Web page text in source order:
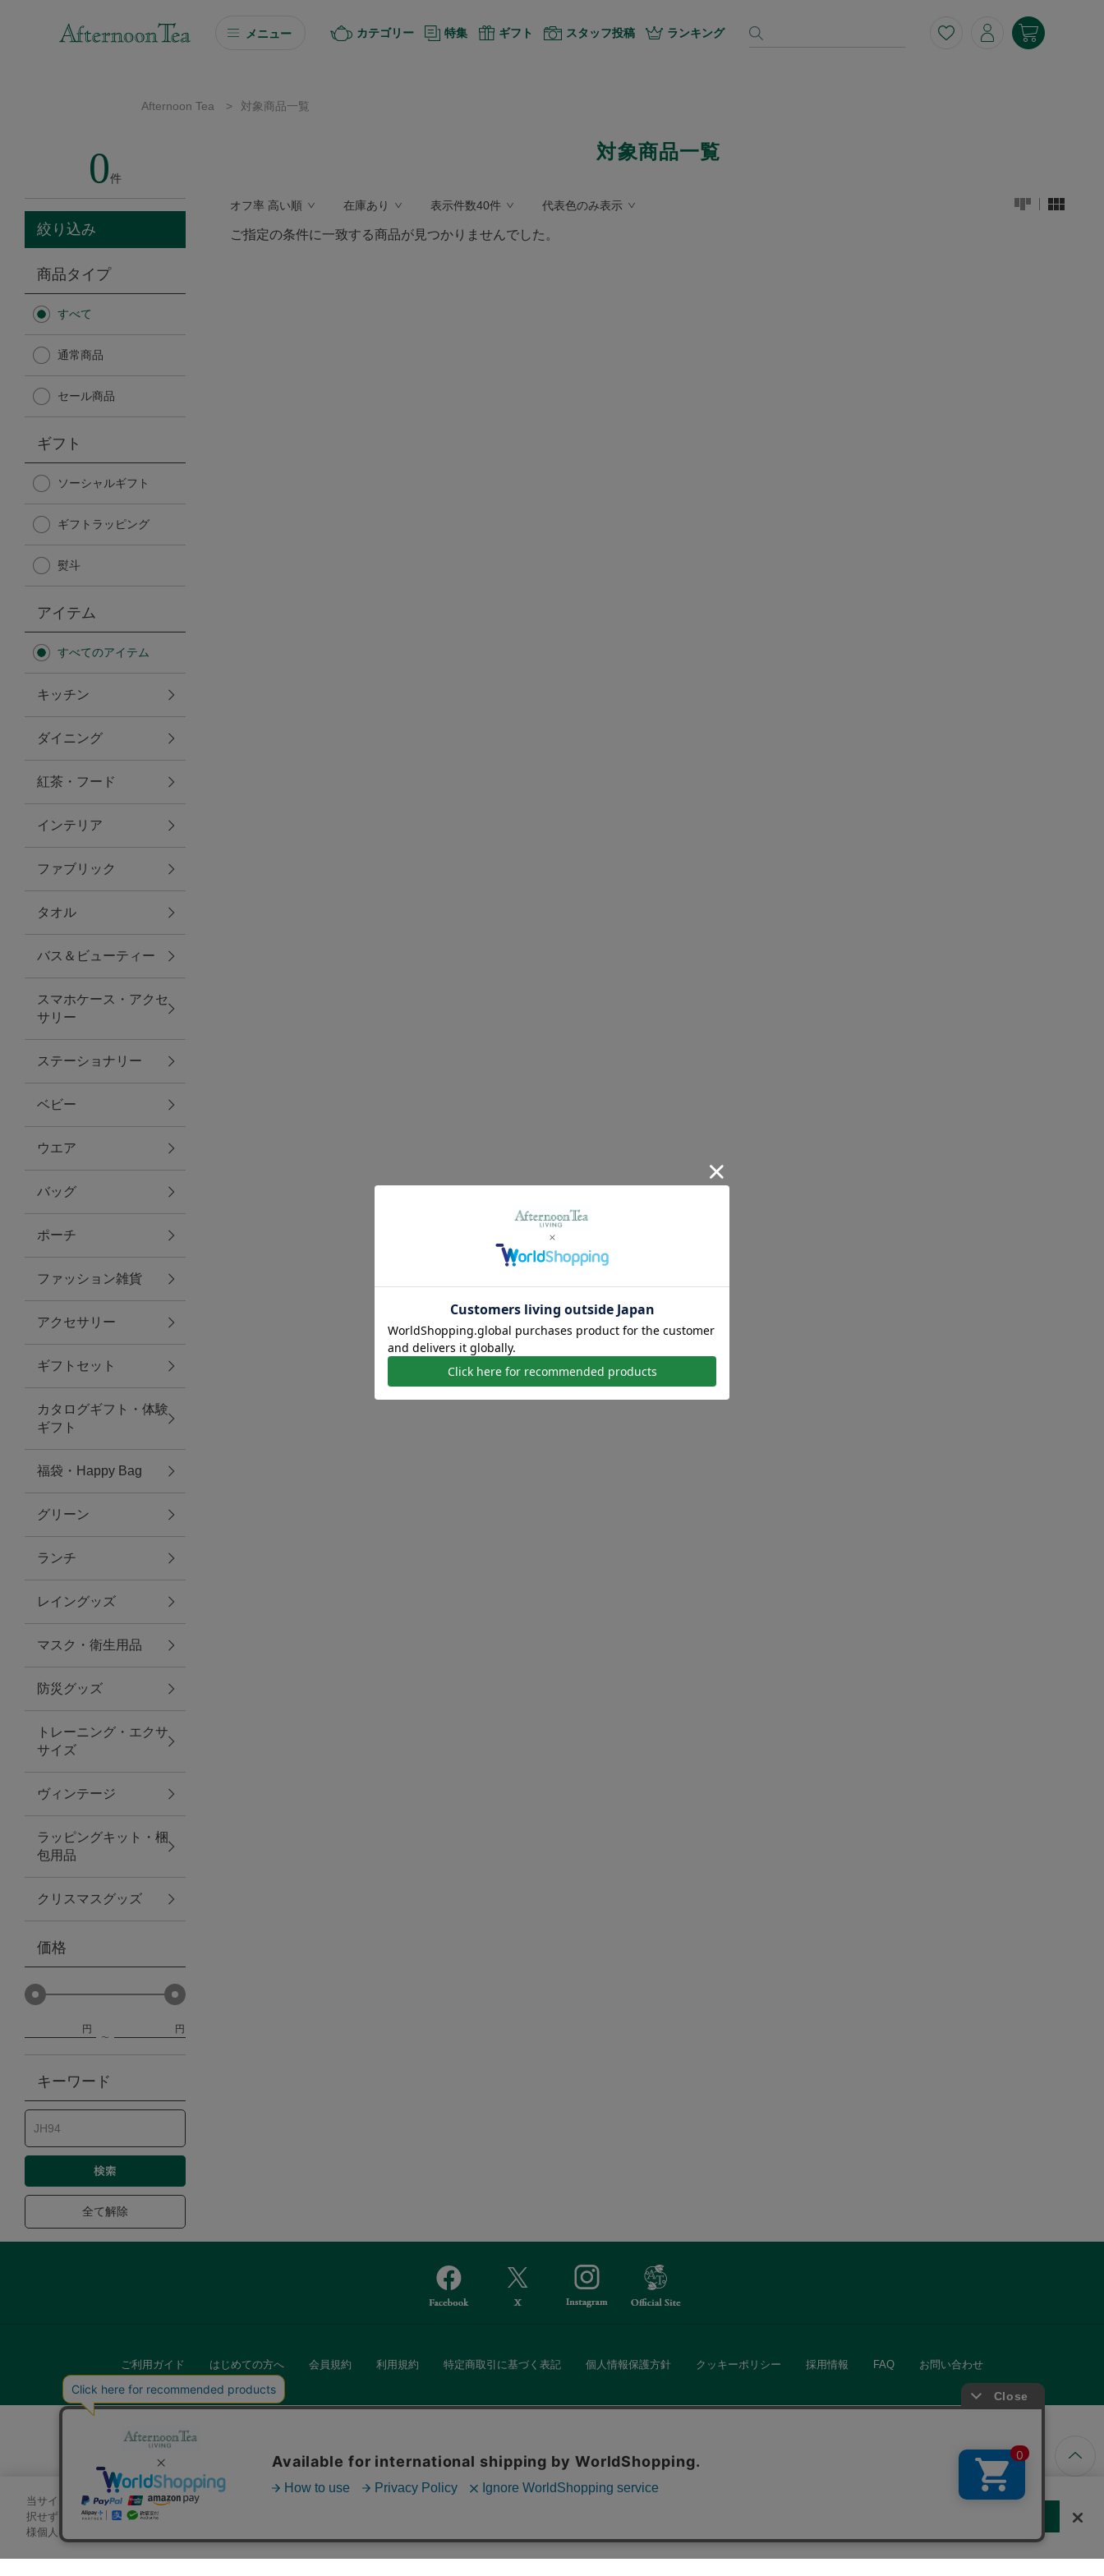
メニュー
ソーシャルギフト
カタログギフト
Afternoon Tea TEAROOM
Afternoon Tea TEAROOM
日傘
保冷バッグ
無重力シリーズ
トラベルグッズ
ランチ
バッグ
キッチン・ダイニング
ダイニング
キッチン
ファブリック
グリーン
バス＆ビューティー
バス＆ビューティー
タオル
ウエア＆バッグ
ウエア
レイングッズ
アクセサリー
ファッション雑貨
ファッショングッズ
スマホケース・アクセサリー
ポーチ
ステーショナリー
その他
紅茶・フード
防災グッズ・非常食
トレーニング
ヴィンテージ
カテゴリー 特集 ギフト スタッフ投稿 ランキング
Afternoon Tea > 対象商品一覧
0件
絞り込み
商品タイプ
すべて
通常商品
セール商品
ギフト
ソーシャルギフト
ギフトラッピング
熨斗
アイテム
すべてのアイテム
キッチン
ダイニング
紅茶・フード
インテリア
ファブリック
タオル
バス＆ビューティー
スマホケース・アクセ
サリー
ステーショナリー
ベビー
ウエア
バッグ
ポーチ
ファッション雑貨
アクセサリー
ギフトセット
カタログギフト・体験
ギフト
福袋・Happy Bag
グリーン
ランチ
レイングッズ
マスク・衛生用品
防災グッズ
トレーニング・エクサ
サイズ
ヴィンテージ
ラッピングキット・梱
包用品
クリスマスグッズ
価格
円 円
キーワード
全て解除
対象商品一覧
オフ率 高い順 在庫あり 表示件数40件 代表色のみ表示
ご指定の条件に一致する商品が見つかりませんでした。
ご利用ガイド はじめての方へ 会員規約 利用規約 特定商取引に基づく表記 個人情報保護方針 クッキーポリシー 採用情報 FAQ お問い合わせ
当サイトでは、サイトの利便性向上のためにクッキーを使用いたします。ボタンから同意の可否を選択してください。選
択せずにページを移動した場合、クッキーの使用に同意したことになります。クッキーを通じて収集する情報には「お客
様個人を特定できる情報」は一切含まれておりません。詳細は